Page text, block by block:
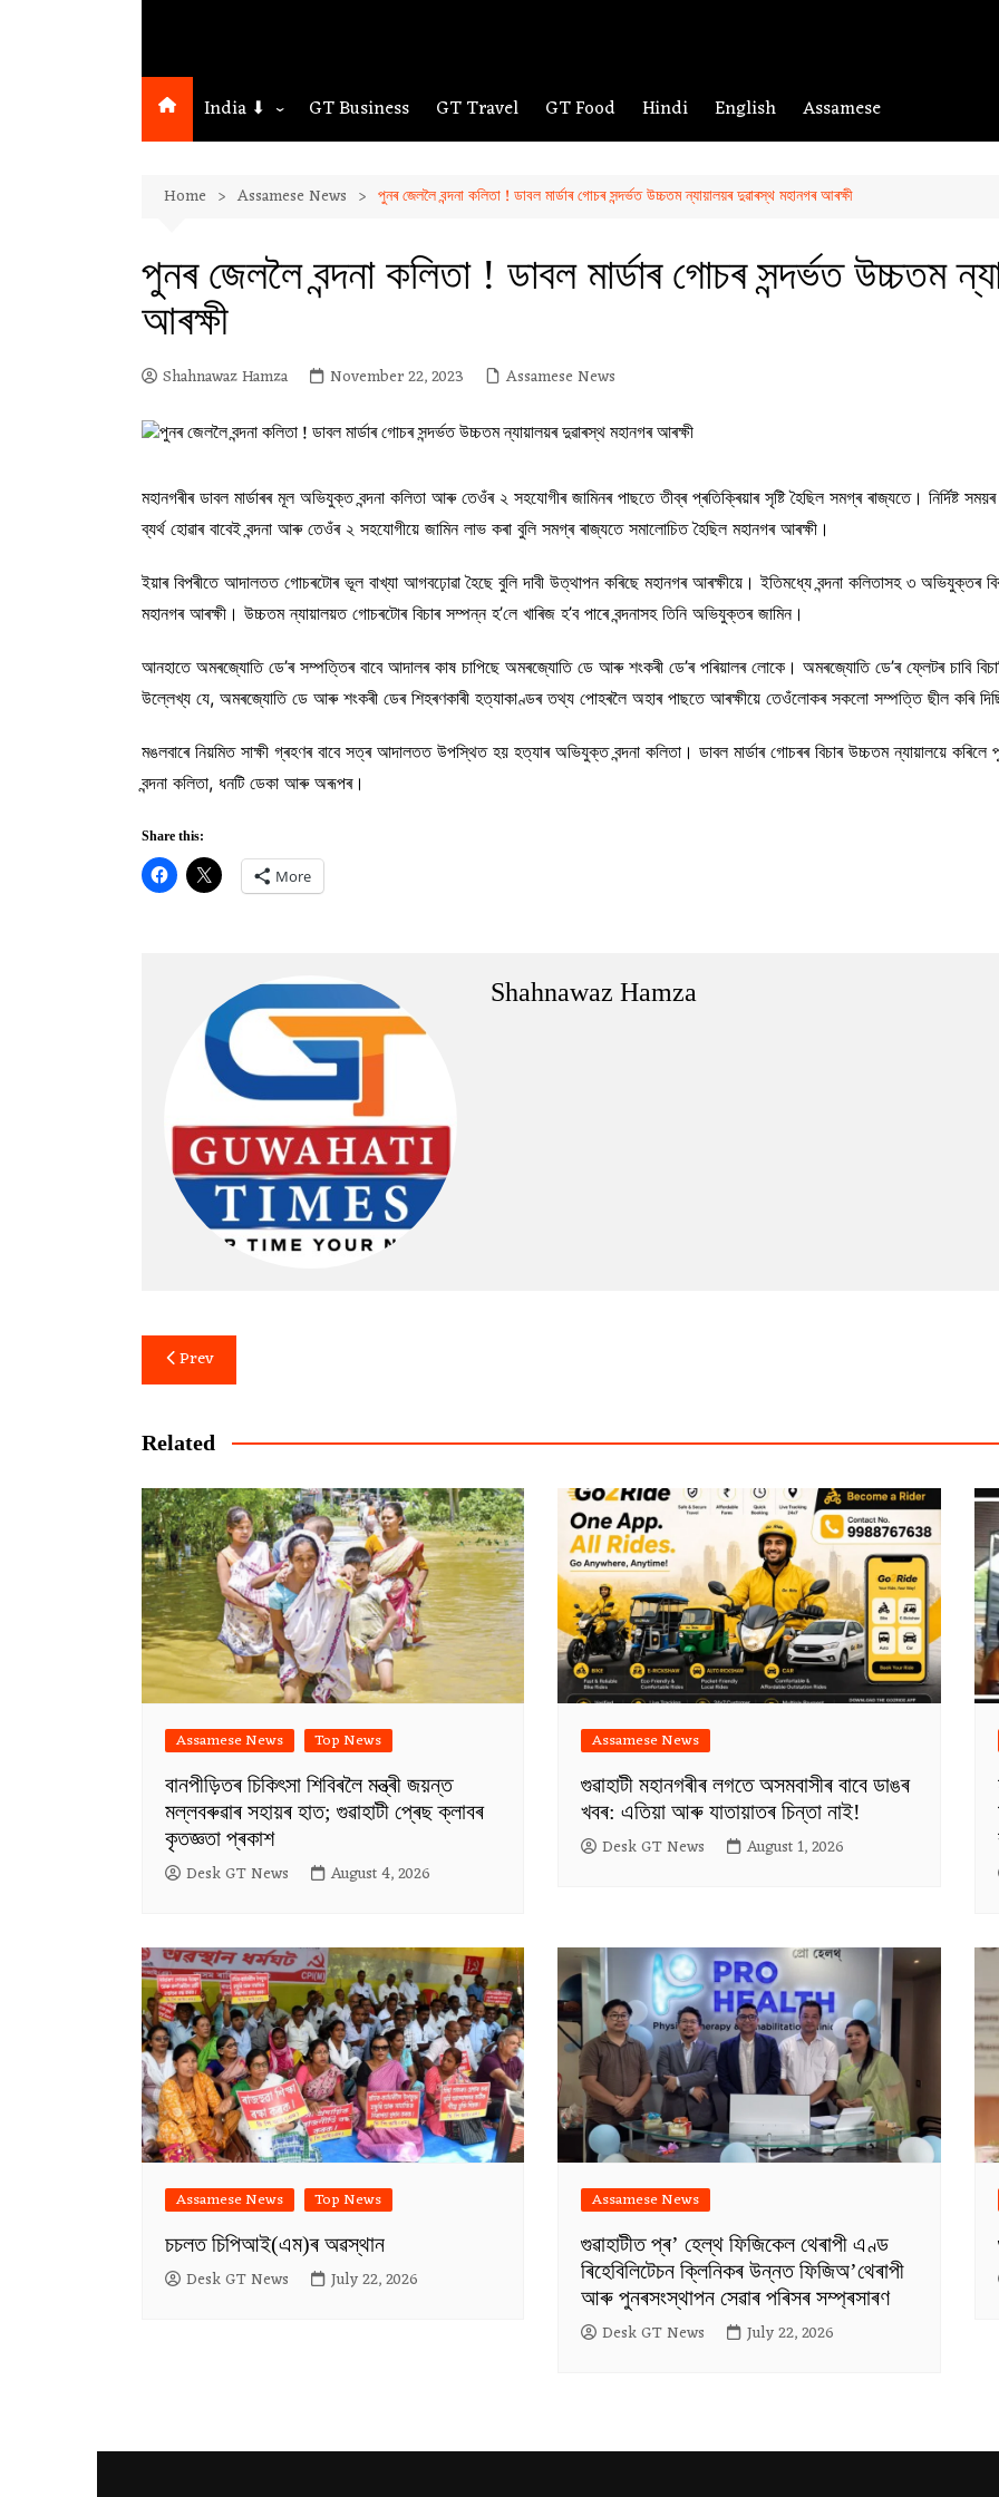
India ⬇
Guwahati
GT Business GT Travel GT Food Hindi English Assamese
Home Assamese News পুনৰ জেললৈ বন্দনা কলিতা ! ডাবল মাৰ্ডাৰ গোচৰ সন্দৰ্ভত উচ্চতম ন্যায়ালয়ৰ দুৱাৰস্থ মহানগৰ আৰক্ষী
পুনৰ জেললৈ বন্দনা কলিতা ! ডাবল মাৰ্ডাৰ গোচৰ সন্দৰ্ভত উচ্চতম
আৰক্ষী
Shahnawaz Hamza November 22, 2023 Assamese News
মহানগৰীৰ ডাবল মাৰ্ডাৰৰ মূল অভিযুক্ত বন্দনা কলিতা আৰু তেওঁৰ ২ সহযোগীৰ জামিনৰ পাছতে তীব্ৰ প্ৰতিক্ৰিয়াৰ সৃষ্টি হৈছিল সমগ্ৰ ৰাজ্যতে। নিৰ্দিষ্ট
ব্যৰ্থ হোৱাৰ বাবেই বন্দনা আৰু তেওঁৰ ২ সহযোগীয়ে জামিন লাভ কৰা বুলি সমগ্ৰ ৰাজ্যতে সমালোচিত হৈছিল মহানগৰ আৰক্ষী।
ইয়াৰ বিপৰীতে আদালতত গোচৰটোৰ ভূল বাখ্যা আগবঢ়োৱা হৈছে বুলি দাবী উত্থাপন কৰিছে মহানগৰ আৰক্ষীয়ে। ইতিমধ্যে বন্দনা কলিতাসহ ৩ অভিযুক্তৰ
মহানগৰ আৰক্ষী। উচ্চতম ন্যায়ালয়ত গোচৰটোৰ বিচাৰ সম্পন্ন হ’লে খাৰিজ হ’ব পাৰে বন্দনাসহ তিনি অভিযুক্তৰ জামিন।
আনহাতে অমৰজ্যোতি ডে’ৰ সম্পত্তিৰ বাবে আদালৰ কাষ চাপিছে অমৰজ্যোতি ডে আৰু শংকৰী ডে’ৰ পৰিয়ালৰ লোকে। অমৰজ্যোতি ডে’ৰ ফ্লেটৰ চাবি
উল্লেখ্য যে, অমৰজ্যোতি ডে আৰু শংকৰী ডেৰ শিহৰণকাৰী হত্যাকাণ্ডৰ তথ্য পোহৰলৈ অহাৰ পাছতে আৰক্ষীয়ে তেওঁলোকৰ সকলো সম্পত্তি ছীল কৰি
মঙলবাৰে নিয়মিত সাক্ষী গ্ৰহণৰ বাবে সত্ৰ আদালতত উপস্থিত হয় হত্যাৰ অভিযুক্ত বন্দনা কলিতা। ডাবল মাৰ্ডাৰ গোচৰৰ বিচাৰ উচ্চতম ন্যায়ালয়ে
বন্দনা কলিতা, ধনটি ডেকা আৰু অৰূপৰ।
Share this:
More
Shahnawaz Hamza
Post
navigation
Prev
Related
Assamese News Top News
বানপীড়িতৰ চিকিৎসা শিবিৰলৈ মন্ত্ৰী জয়ন্ত
মল্লবৰুৱাৰ সহায়ৰ হাত; গুৱাহাটী প্ৰেছ ক্লাবৰ
কৃতজ্ঞতা প্ৰকাশ
Desk GT News August 4, 2026
Assamese News
গুৱাহাটী মহানগৰীৰ লগতে অসমবাসীৰ বাবে ডাঙৰ
খবৰ: এতিয়া আৰু যাতায়াতৰ চিন্তা নাই!
Desk GT News August 1, 2026
Assamese News Top News
চচলত চিপিআই(এম)ৰ অৱস্থান
Desk GT News July 22, 2026
Assamese News
গুৱাহাটীত প্ৰ’ হেল্থ ফিজিকেল থেৰাপী এণ্ড
ৰিহেবিলিটেচন ক্লিনিকৰ উন্নত ফিজিঅ’থেৰাপী
আৰু পুনৰসংস্থাপন সেৱাৰ পৰিসৰ সম্প্ৰসাৰণ
Desk GT News July 22, 2026